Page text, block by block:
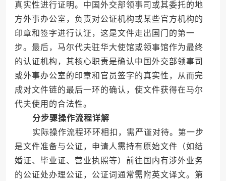
真实性进行证明。中国外交部领事司或其委托的地
方外事办公室，负责对公证机构或某些官方机构的
印章和签字进行认证，这是文件走出国门的第一
步。最后，马尔代夫驻华大使馆或领事馆作为最终
的认证机构，其核心职责是确认中国外交部领事司
或外事办公室的印章和官员签字的真实性，从而完
成对文件链的最后一环的确认，使文件获得在马尔
代夫使用的合法性。
分步骤操作流程详解
实际操作流程环环相扣，需严谨对待。第一步
是文件准备与公证，申请人需持有原始文件（如结
婚证、毕业证、营业执照等）前往国内有涉外业务
的公证处办理公证，公证词通常需附英文译文。第